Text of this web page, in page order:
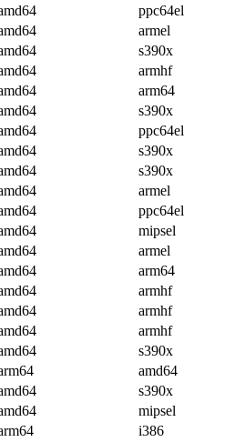
ppc64el
armel
s390x
armhf
arm64
s390x
ppc64el
s390x
s390x
armel
ppc64el
mipsel
armel
arm64
armhf
armhf
armhf
s390x
amd64
s390x
mipsel
i386